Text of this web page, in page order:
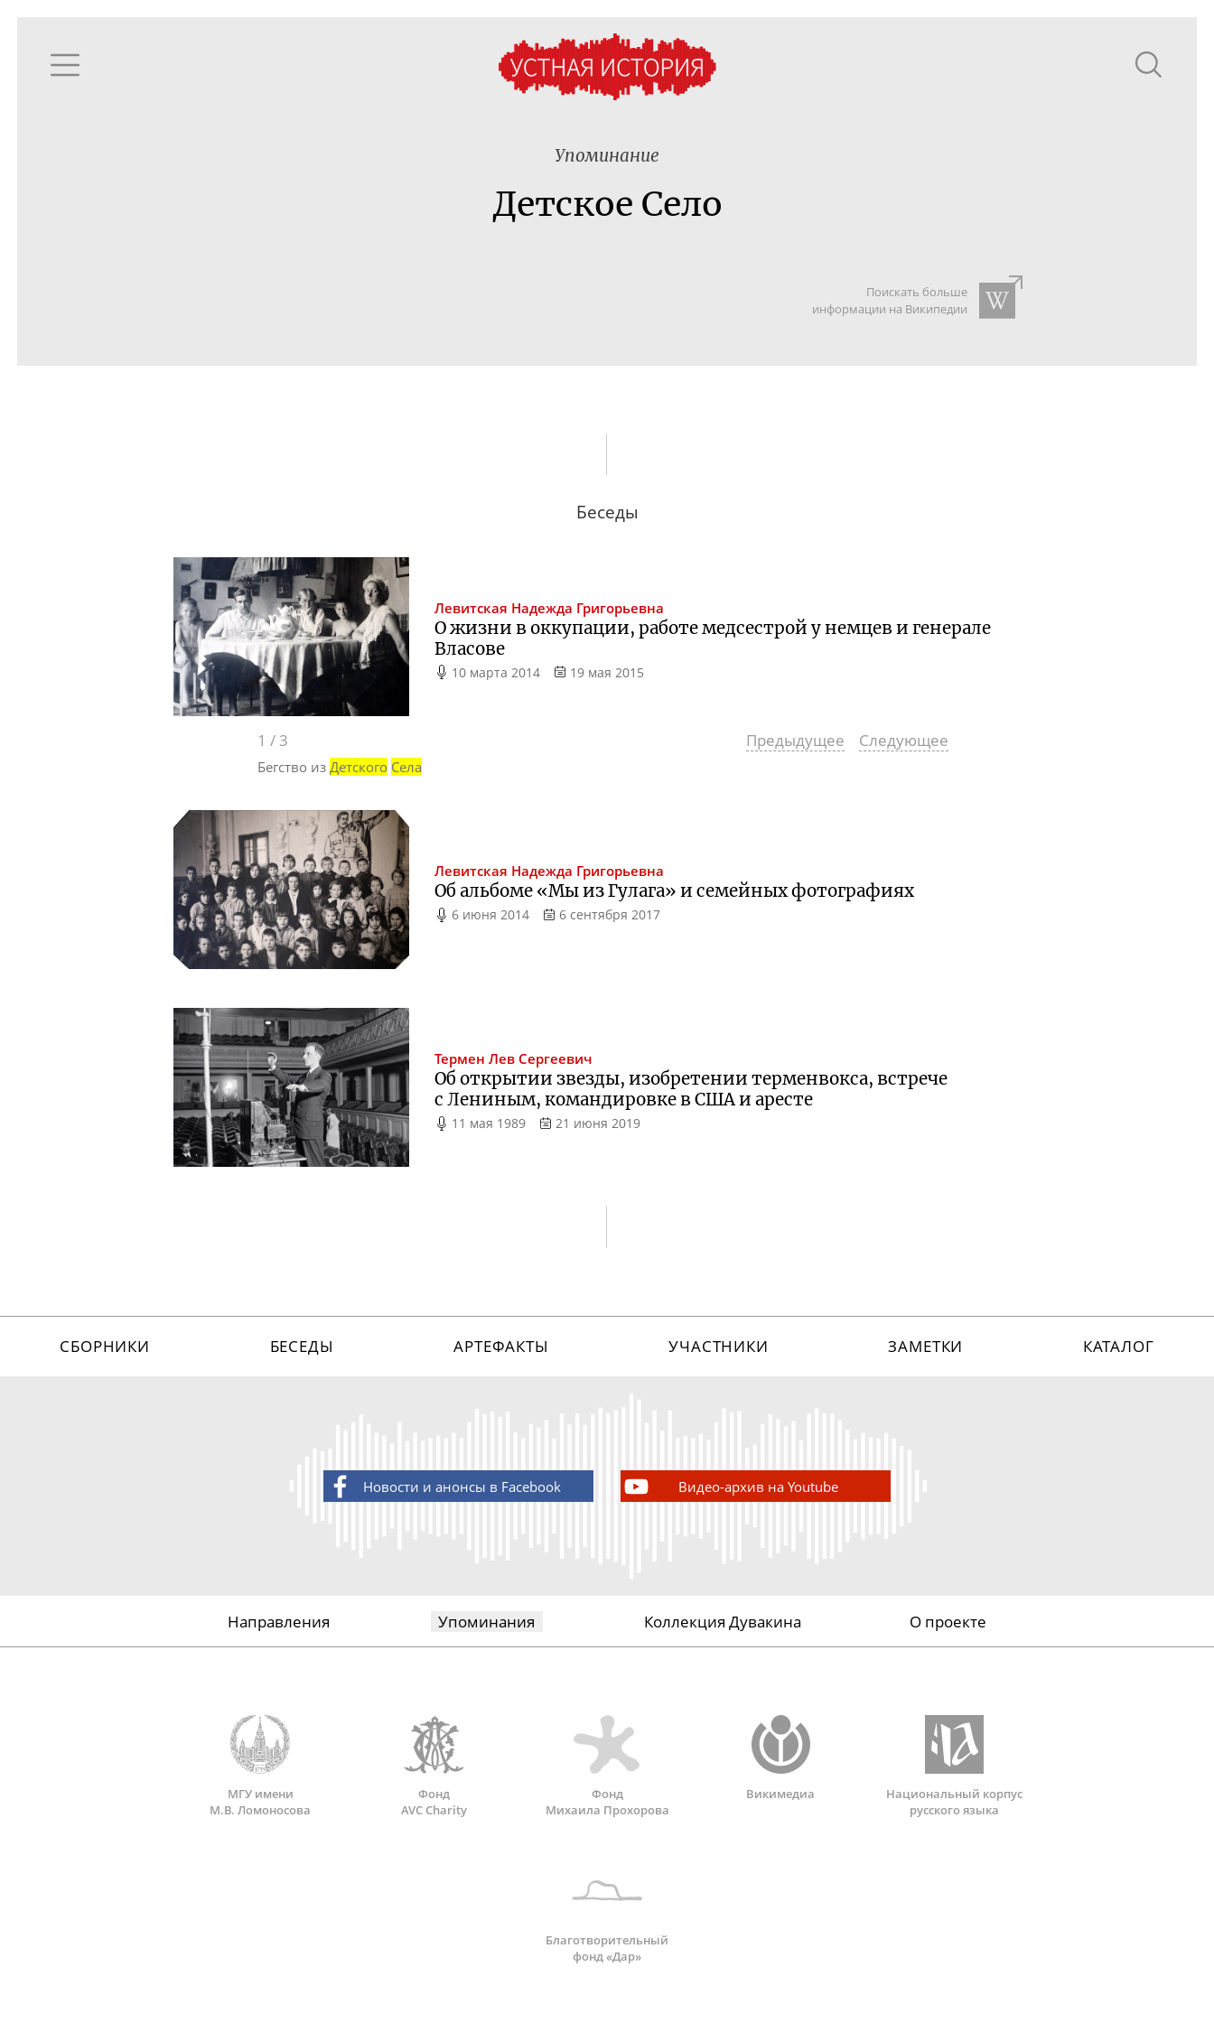
Упоминание
Детское Село
Поискать больше
информации на Википедии
Беседы
Левитская Надежда Григорьевна
О жизни в оккупации, работе медсестрой у немцев и генерале
Власове
10 марта 2014 19 мая 2015
1 / 3 Предыдущее Следующее
Бегство изДетского Села
Левитская Надежда Григорьевна
Об альбоме «Мы из Гулага» и семейных фотографиях
6 июня 2014 6 сентября 2017
Термен Лев Сергеевич
Об открытии звезды, изобретении терменвокса, встрече
с Лениным, командировке в США и аресте
11 мая 1989 21 июня 2019
СБОРНИКИ БЕСЕДЫ АРТЕФАКТЫ УЧАСТНИКИ ЗАМЕТКИ КАТАЛОГ
Новости и анонсы в Facebook Видео-архив на Youtube
Направления Упоминания Коллекция Дувакина О проекте
МГУ имени
М.В. Ломоносова
Фонд
AVC Charity
Фонд
Михаила Прохорова
Викимедиа
Национальный корпус
русского языка
Благотворительный
фонд «Дар»